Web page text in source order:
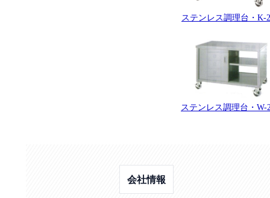
ステンレス調理台・K-
ステンレス調理台・W-
会社情報